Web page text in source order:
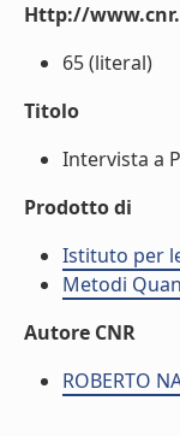
Http://
65 (literal)
Titolo
Intervista a
Prodotto di
Istituto per
Metodi
Autore CNR
ROBERTO